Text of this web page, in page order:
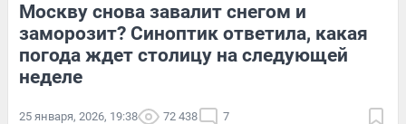
Москву снова завалит снегом и
заморозит? Синоптик ответила, какая
погода ждет столицу на следующей
неделе
25 января, 2026, 19:38 72 438 7